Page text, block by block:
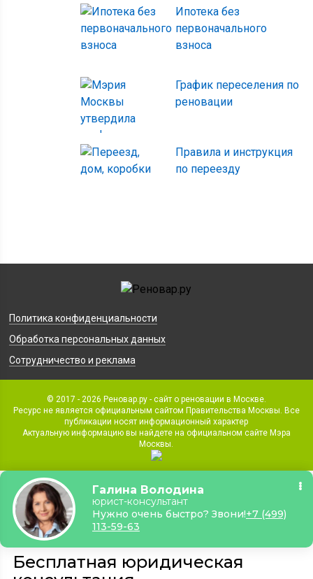
Ипотека без
первоначального
взноса
График переселения по
реновации
Правила и инструкция
по переезду
Политика конфиденциальности
Обработка персональных данных
Сотрудничество и реклама
© 2017 - 2026 Реновар.ру - сайт о реновации в Москве.
Ресурс не является официальным сайтом Правительства Москвы. Все
публикации носят информационный характер
Актуальную информацию вы найдете на официальном сайте Мэра
Москвы.